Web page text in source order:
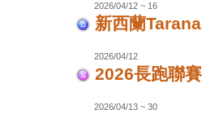
2026/04/12 ~ 16
新西蘭
2026/04/12
2026長跑聯
2026/04/13 ~ 30